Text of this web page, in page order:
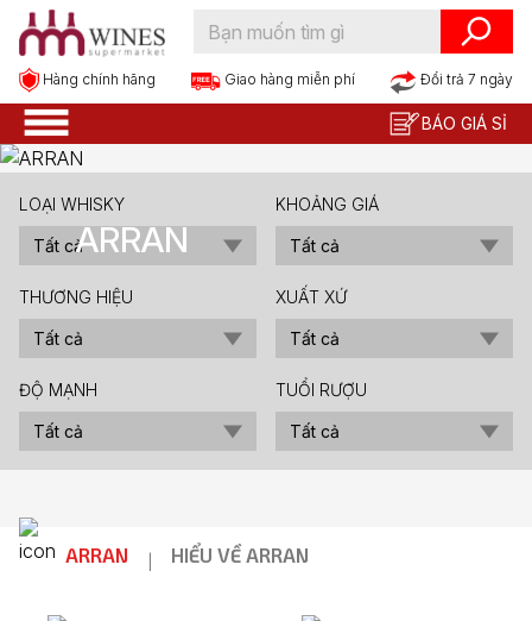
Hàng chính hãng Giao hàng miễn phí Đổi trả 7 ngày
BÁO GIÁ SỈ
ARRAN
LOẠI WHISKY KHOẢNG GIÁ
THƯƠNG HIỆU XUẤT XỨ
ĐỘ MẠNH TUỔI RƯỢU
ARRAN | HIỂU VỀ ARRAN